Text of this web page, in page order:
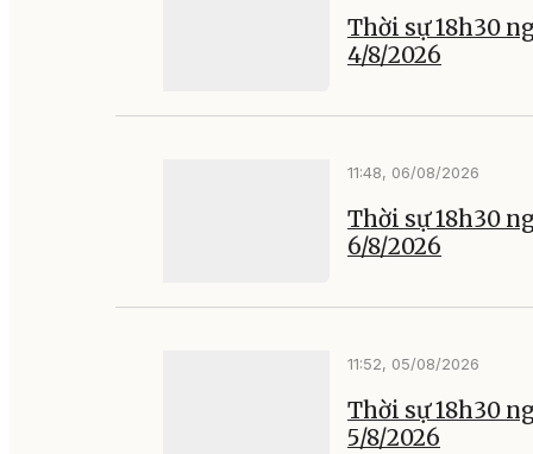
Thời sự 18h30
4/8/2026
11:48, 06/08/2026
Thời sự 18h30
6/8/2026
11:52, 05/08/2026
Thời sự 18h30
5/8/2026